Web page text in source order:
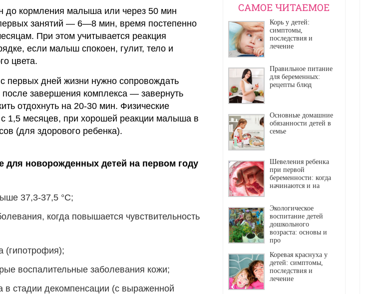
до кормления малыша или через 50 мин
занятий — 6—8 мин, время постепенно
При этом учитывается реакция
если малыш спокоен, гулит, тело и
цвета.
первых дней жизни нужно сопровождать
завершения комплекса — завернуть
отдохнуть на 20-30 мин. Физические
1,5 месяцев, при хорошей реакции малыша в
(для здорового ребенка).
для новорожденных детей на первом году
37,3-37,5 °С;
когда повышается чувствительность
(гипотрофия);
воспалительные заболевания кожи;
в стадии декомпенсации (с выраженной
CАМОЕ ЧИТАЕМОЕ
Корь у детей:
симптомы,
последствия и
лечение
Правильное питание
для беременных:
рецепты блюд
Основные домашние
обязанности детей в
семье
Шевеления ребенка
при первой
беременности: когда
начинаются и на
Экологическое
воспитание детей
дошкольного
возраста: основы и
про
Коревая краснуха у
детей: симптомы,
последствия и
лечение